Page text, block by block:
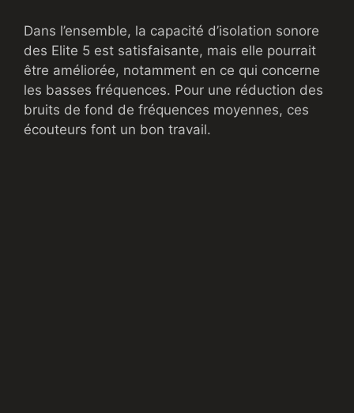
Dans l’ensemble, la capacité d’isolation sonore
des Elite 5 est satisfaisante, mais elle pourrait
être améliorée, notamment en ce qui concerne
les basses fréquences. Pour une réduction des
bruits de fond de fréquences moyennes, ces
écouteurs font un bon travail.